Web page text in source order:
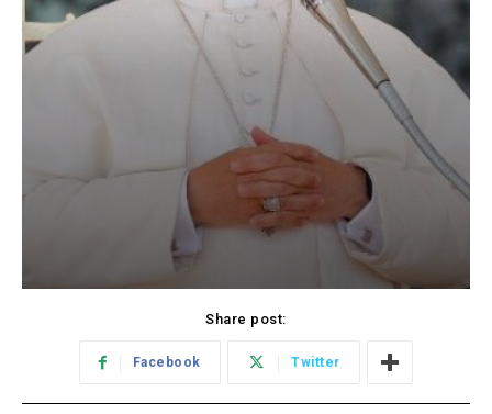
Share post:
Facebook Twitter